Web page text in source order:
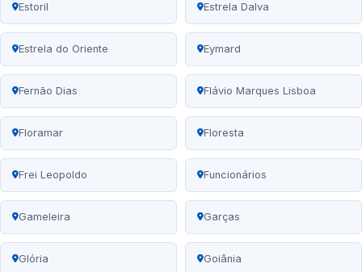
Estoril Estrela Dalva
Estrela do Oriente Eymard
Fernão Dias Flávio Marques Lisboa
Floramar Floresta
Frei Leopoldo Funcionários
Gameleira Garças
Glória Goiânia